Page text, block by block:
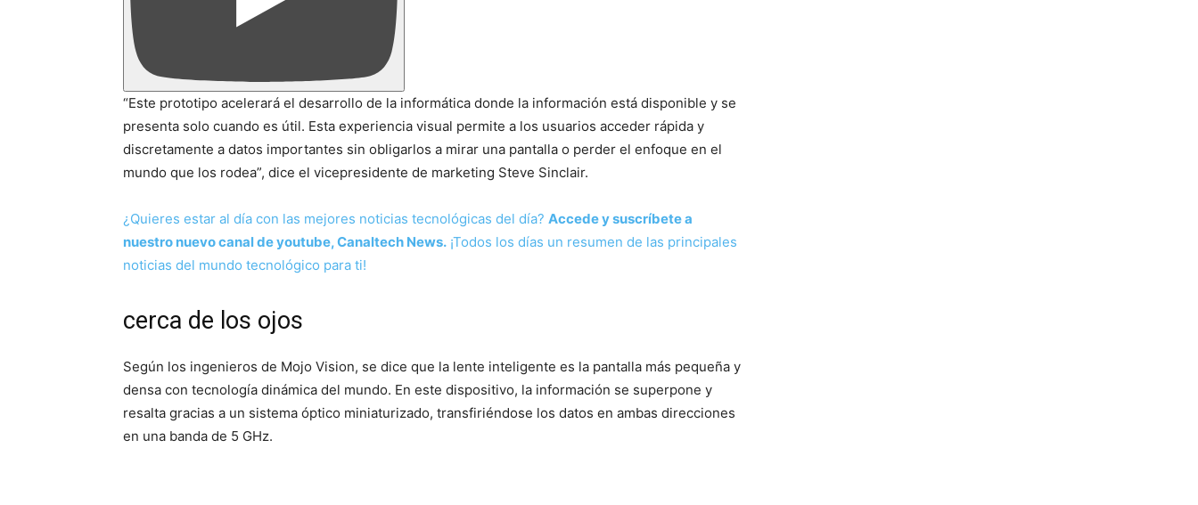
“Este prototipo acelerará el desarrollo de la informática donde la información está disponible y se
presenta solo cuando es útil. Esta experiencia visual permite a los usuarios acceder rápida y
discretamente a datos importantes sin obligarlos a mirar una pantalla o perder el enfoque en el
mundo que los rodea”, dice el vicepresidente de marketing Steve Sinclair.
¿Quieres estar al día con las mejores noticias tecnológicas del día? Accede y suscríbete a
nuestro nuevo canal de youtube, Canaltech News. ¡Todos los días un resumen de las principales
noticias del mundo tecnológico para ti!
cerca de los ojos
Según los ingenieros de Mojo Vision, se dice que la lente inteligente es la pantalla más pequeña y
densa con tecnología dinámica del mundo. En este dispositivo, la información se superpone y
resalta gracias a un sistema óptico miniaturizado, transfiriéndose los datos en ambas direcciones
en una banda de 5 GHz.